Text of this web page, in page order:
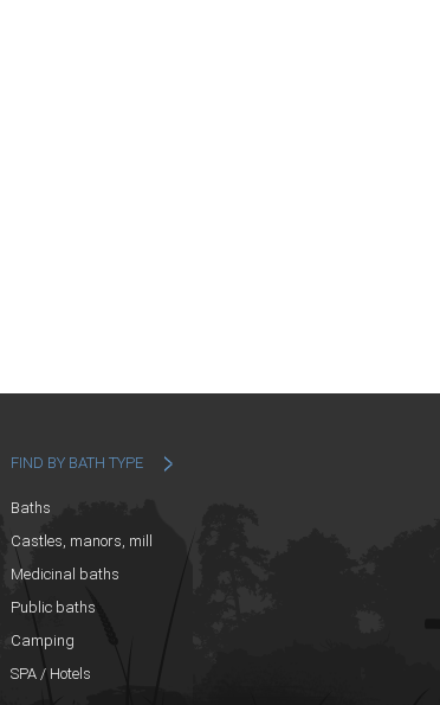
FIND BY BATH TYPE
Baths
Castles, manors, mill
Medicinal baths
Public baths
Camping
SPA / Hotels